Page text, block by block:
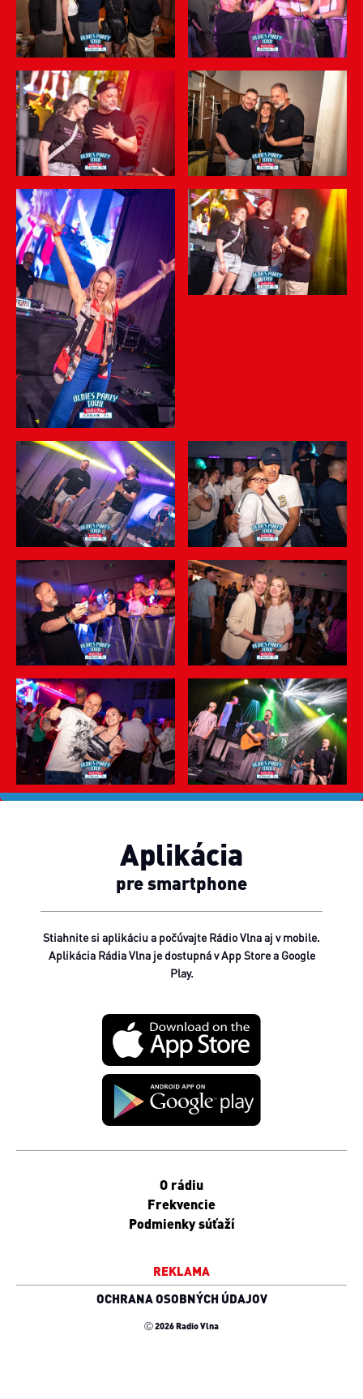
Aplikácia
pre smartphone
Stiahnite si aplikáciu a počúvajte Rádio Vlna aj v mobile.
Aplikácia Rádia Vlna je dostupná v App Store a Google
Play.
O rádiu
Frekvencie
Podmienky súťaží
REKLAMA
OCHRANA OSOBNÝCH ÚDAJOV
Ⓒ 2026 Radio Vlna